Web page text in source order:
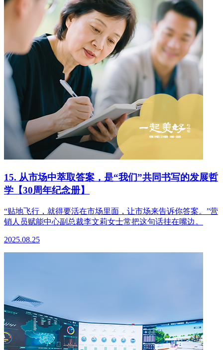
15. 从市场中萃取答案，是“我们”共同书写的发展哲
学【30周年纪念册】
“贴地飞行，就得要活在市场里面，让市场来告诉你答案。”营
销人员赋能中心副总裁李文莉女士常把这句话挂在嘴边。
2025.08.25